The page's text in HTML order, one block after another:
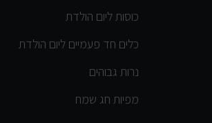
כוסות ליום הולדת
כלים חד פעמיים ליום הולדת
נרות גבוהים
מפיות חג שמח